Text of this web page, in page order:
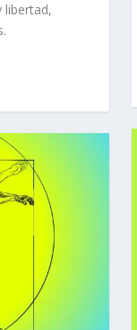
libertad,